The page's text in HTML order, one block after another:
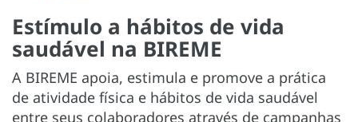
Estímulo a hábitos de vida
saudável na BIREME
A BIREME apoia, estimula e promove a prática
de atividade física e hábitos de vida saudável
entre seus colaboradores através de campanhas